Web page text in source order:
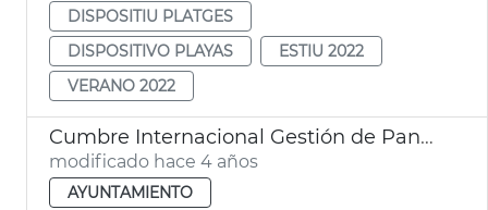
DISPOSITIU PLATGES
DISPOSITIVO PLAYAS
ESTIU 2022
VERANO 2022
Cumbre Internacional Gestión de Pandemias
modificado hace 4 años
AYUNTAMIENTO